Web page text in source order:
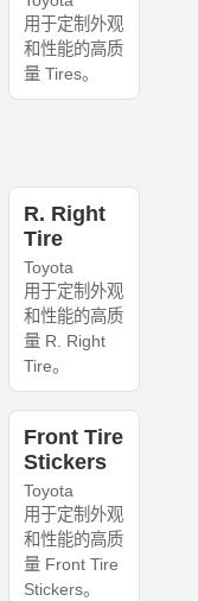
用于定制外观
和性能的高质
量 Tires。
R. Right
Tire
Toyota
用于定制外观
和性能的高质
量 R. Right
Tire。
Front Tire
Stickers
Toyota
用于定制外观
和性能的高质
量 Front Tire
Stickers。